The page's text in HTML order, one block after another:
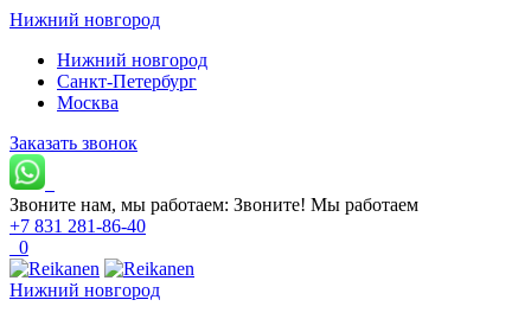
Нижний новгород
Нижний новгород
Санкт-Петербург
Москва
Заказать звонок
Звоните нам, мы работаем: Звоните! Мы работаем
+7 831 281-86-40
0
Нижний новгород